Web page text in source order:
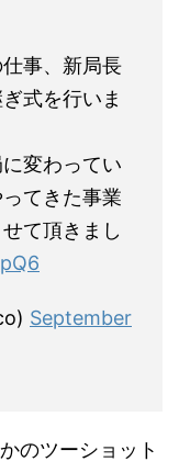
事、新局長
式を行いま
変わってい
てきた事業
て頂きまし
September
のツーショット